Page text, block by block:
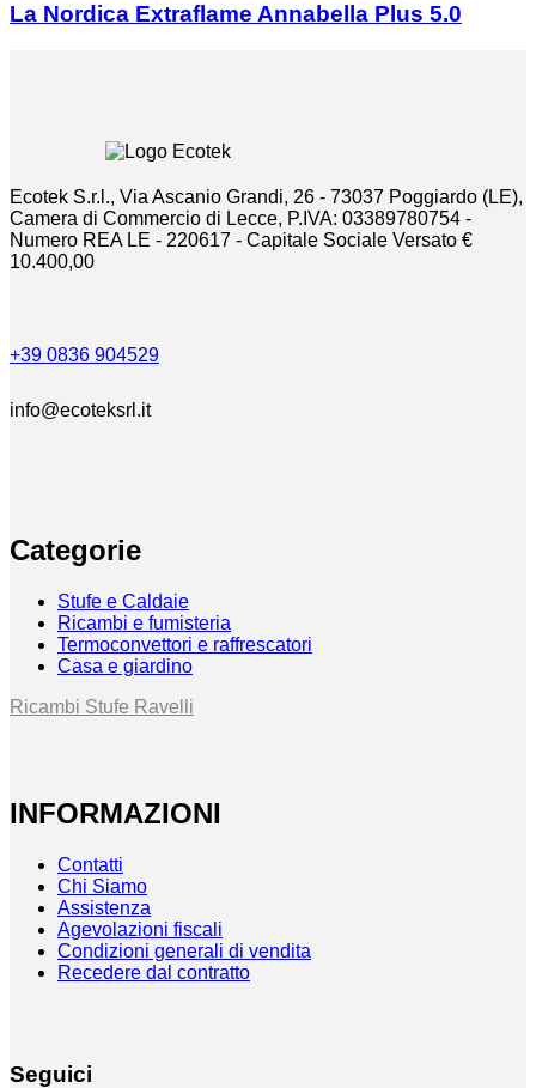
La Nordica Extraflame Annabella Plus 5.0
Ecotek S.r.l., Via Ascanio Grandi, 26 - 73037 Poggiardo (LE),
Camera di Commercio di Lecce, P.IVA: 03389780754 -
Numero REA LE - 220617 - Capitale Sociale Versato €
10.400,00
+39 0836 904529
info@ecoteksrl.it
Categorie
Stufe e Caldaie
Ricambi e fumisteria
Termoconvettori e raffrescatori
Casa e giardino
Ricambi Stufe Ravelli
INFORMAZIONI
Contatti
Chi Siamo
Assistenza
Agevolazioni fiscali
Condizioni generali di vendita
Recedere dal contratto
Seguici